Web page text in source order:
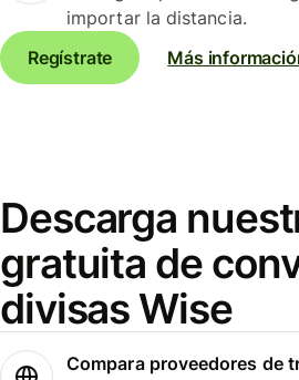
importar la distancia.
Regístrate
Más
Descarga
gratuita de
divisas Wise
Compara proveedores de